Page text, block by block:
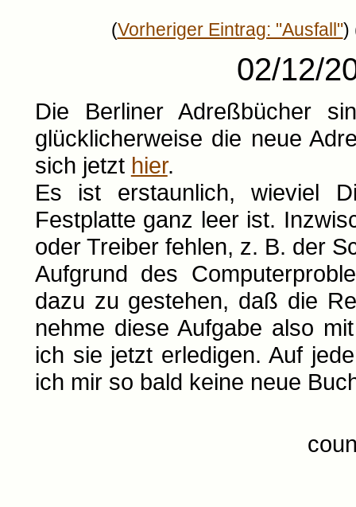
(Vorheriger Eintrag: "Ausfall")
02/12/
Die Berliner Adreßbücher
glücklicherweise die neue
sich jetzt hier.
Es ist erstaunlich, wieviel
Festplatte ganz leer ist.
oder Treiber fehlen, z. B. der
Aufgrund des
dazu zu gestehen, daß die
nehme diese Aufgabe also
ich sie jetzt erledigen. Auf
ich mir so bald keine neue